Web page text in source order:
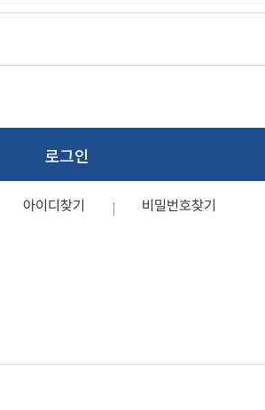
로그인
아이디찾기 비밀번호찾기